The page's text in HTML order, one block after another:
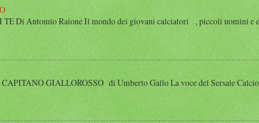
Di Antomio Raione Il mondo dei giovani calciatori , piccoli uomini e
GIALLOROSSO di Umberto Gallo La voce del Sersale